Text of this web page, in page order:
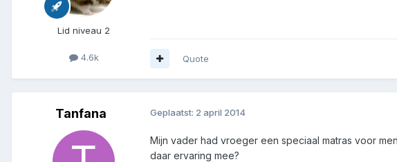
Lid niveau 2
4.6k Quote
Tanfana Geplaatst: 2 april 2014
Mijn vader had vroeger een speciaal matras voor
daar ervaring mee?